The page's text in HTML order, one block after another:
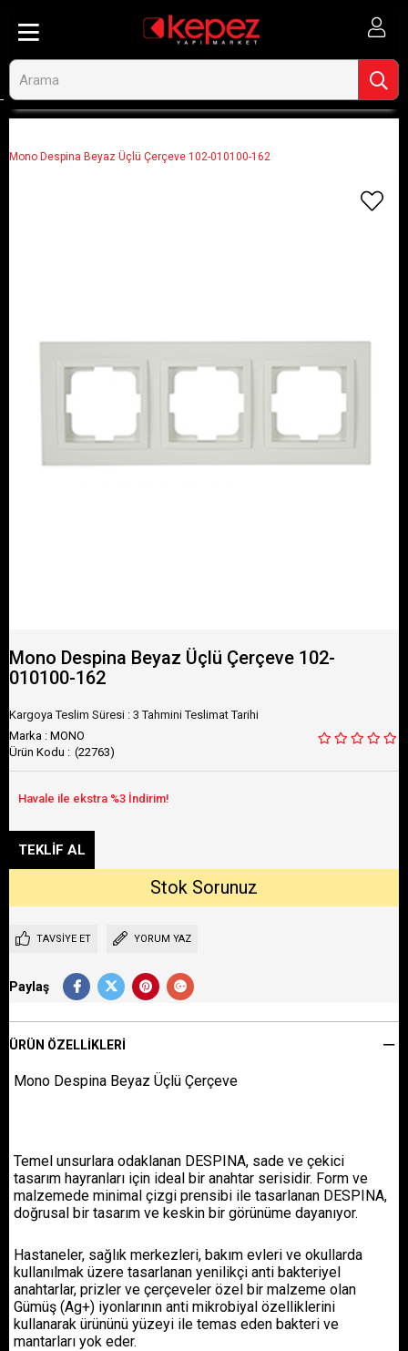
Mono Despina Beyaz Üçlü Çerçeve 102-010100-162
Mono Despina Beyaz Üçlü Çerçeve 102-
010100-162
Kargoya Teslim Süresi : 3 Tahmini Teslimat Tarihi
Marka : MONO
(22763)
TAVSIYE ET YORUM YAZ
Paylaş
ÜRÜN ÖZELLIKLERI
Mono Despina Beyaz Üçlü Çerçeve
Temel unsurlara odaklanan DESPINA, sade ve çekici
tasarım hayranları için ideal bir anahtar serisidir. Form ve
malzemede minimal çizgi prensibi ile tasarlanan DESPINA,
doğrusal bir tasarım ve keskin bir görünüme dayanıyor.
Hastaneler, sağlık merkezleri, bakım evleri ve okullarda
kullanılmak üzere tasarlanan yenilikçi anti bakteriyel
anahtarlar, prizler ve çerçeveler özel bir malzeme olan
Gümüş (Ag+) iyonlarının anti mikrobiyal özelliklerini
kullanarak ürününü yüzeyi ile temas eden bakteri ve
mantarları yok eder.